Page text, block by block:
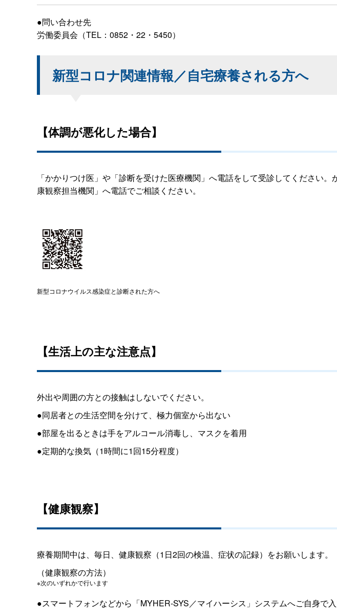
●問い合わせ先
労働委員会（TEL：0852・22・5450）
新型コロナ関連情報／自宅療養される方へ
【体調が悪化した場合】
「かかりつけ医」や「診断を受けた医療機関」へ電話をして受診してください
康観察担当機関」へ電話でご相談ください。
新型コロナウイルス感染症と診断された方へ
【生活上の主な注意点】
外出や周囲の方との接触はしないでください。
●同居者との生活空間を分けて、極力個室から出ない
●部屋を出るときは手をアルコール消毒し、マスクを着用
●定期的な換気（1時間に1回15分程度）
【健康観察】
療養期間中は、毎日、健康観察（1日2回の検温、症状の記録）をお願いします。
（健康観察の方法）
※次のいずれかで行います
●スマートフォンなどから「MYHER-SYS／マイハーシス」システムへご自身で